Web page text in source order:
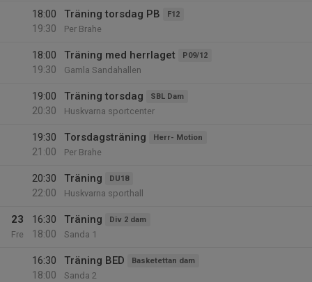
18:00
19:30
Träning torsdag PB F12
Per Brahe
18:00
19:30
Träning med herrlaget P09/12
Gamla Sandahallen
19:00
20:30
Träning torsdag SBL Dam
Huskvarna sportcenter
19:30
21:00
Torsdagsträning Herr- Motion
Per Brahe
20:30
22:00
Träning DU18
Huskvarna sporthall
23
Fre
16:30
18:00
Träning Div 2 dam
Sanda 1
16:30
18:00
Träning BED Basketettan dam
Sanda 2